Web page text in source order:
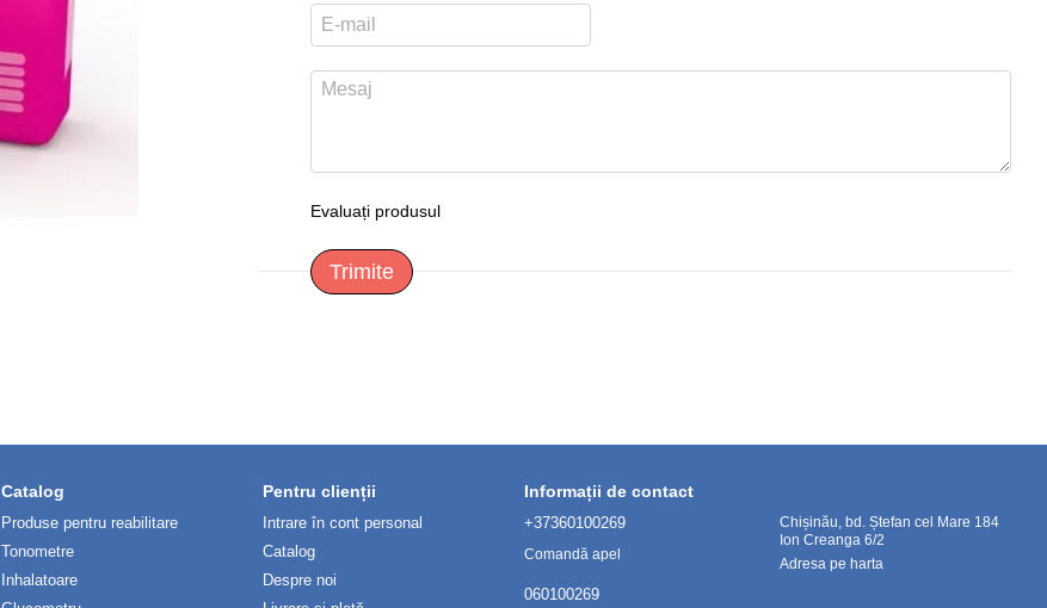
Evaluați produsul
Trimite
Catalog
Produse pentru reabilitare
Tonometre
Inhalatoare
Pentru clienții
Intrare în cont personal
Catalog
Despre noi
Informații de contact
+37360100269
Comandă apel
060100269
Chișinău, bd. Ștefan cel Mare 184
Ion Creanga 6/2
Adresa pe harta